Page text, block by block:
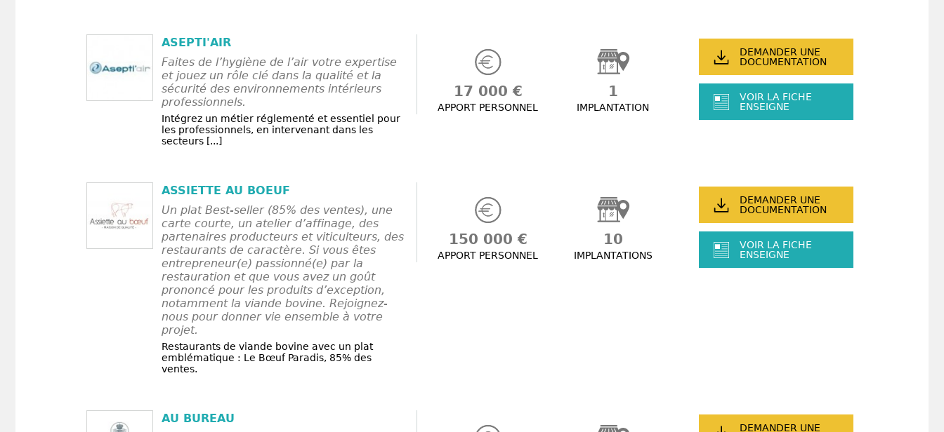
ASEPTI'AIR
Faites de l’hygiène de l’air votre expertise
et jouez un rôle clé dans la qualité et la
sécurité des environnements intérieurs
professionnels.
Intégrez un métier réglementé et essentiel pour
les professionnels, en intervenant dans les
secteurs [...]
17 000 €
APPORT PERSONNEL
1
IMPLANTATION
DEMANDER UNE
DOCUMENTATION
VOIR LA FICHE
ENSEIGNE
ASSIETTE AU BOEUF
Un plat Best-seller (85% des ventes), une
carte courte, un atelier d’affinage, des
partenaires producteurs et viticulteurs, des
restaurants de caractère. Si vous êtes
entrepreneur(e) passionné(e) par la
restauration et que vous avez un goût
prononcé pour les produits d’exception,
notamment la viande bovine. Rejoignez-
nous pour donner vie ensemble à votre
projet.
Restaurants de viande bovine avec un plat
emblématique : Le Bœuf Paradis, 85% des
ventes.
150 000 €
APPORT PERSONNEL
10
IMPLANTATIONS
DEMANDER UNE
DOCUMENTATION
VOIR LA FICHE
ENSEIGNE
AU BUREAU
DEMANDER UNE